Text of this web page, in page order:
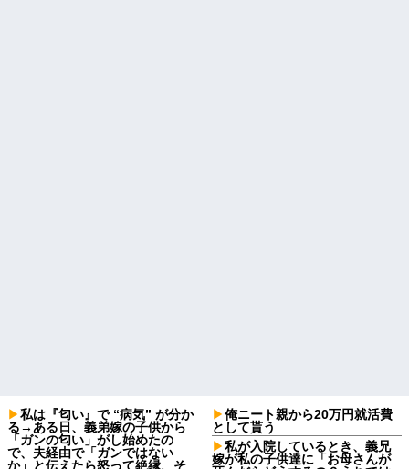
私は『匂い』で “病気” が分か
る→ある日、義弟嫁の子供から
「ガンの匂い」がし始めたの
で、夫経由で「ガンではない
か」と伝えたら怒って絶縁、そ
俺ニート親から20万円就活費
として貰う
私が入院しているとき、義兄
嫁が私の子供達に「お母さんが